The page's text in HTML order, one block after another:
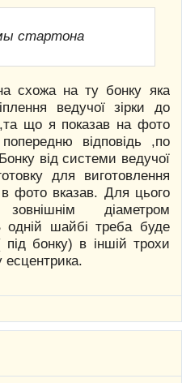
стартона
схожа на ту бонку яка
ведучої зірки до
що я показав на фото
відповідь ,по
від системи ведучої
для виготовлення
фото вказав. Для цього
діаметром
шайбі треба буде
бонку) в іншій трохи
есцентрика.